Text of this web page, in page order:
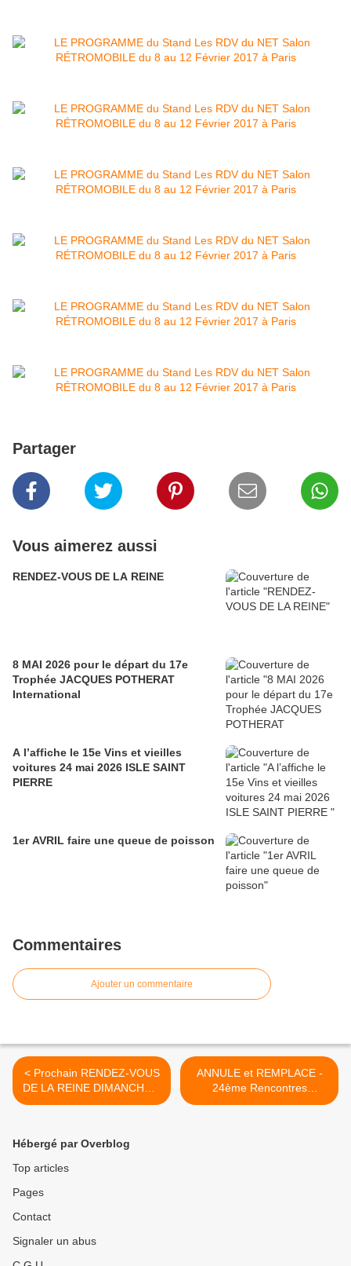
Partager
Vous aimerez aussi
RENDEZ-VOUS DE LA REINE
8 MAI 2026 pour le départ du 17e
Trophée JACQUES POTHERAT
International
A l’affiche le 15e Vins et vieilles
voitures 24 mai 2026 ISLE SAINT
PIERRE
1er AVRIL faire une queue de poisson
Commentaires
Ajouter un commentaire
< Prochain RENDEZ-VOUS
DE LA REINE DIMANCHE 5
MARS 2017
ANNULE et REMPLACE -
24ème Rencontres
Nationale des 2CV Clubs de
Hébergé par Overblog
Top articles
Pages
Contact
Signaler un abus